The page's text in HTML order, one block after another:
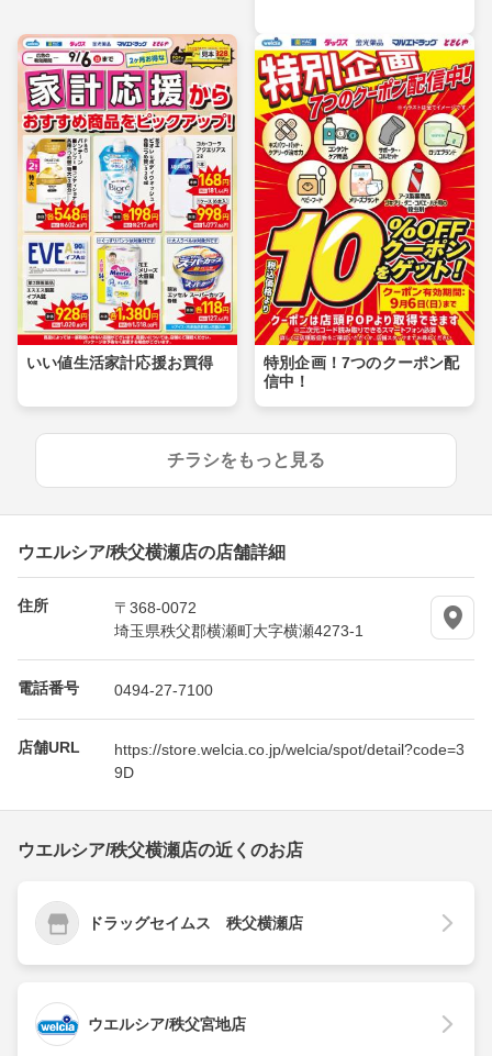
いい値生活家計応援お買得
特別企画！7つのクーポン配
信中！
チラシをもっと見る
ウエルシア/秩父横瀬店の店舗詳細
住所
〒368-0072
埼玉県秩父郡横瀬町大字横瀬4273-1
電話番号 0494-27-7100
店舗URL
https://store.welcia.co.jp/welcia/spot/detail?code=3
9D
ウエルシア/秩父横瀬店の近くのお店
ドラッグセイムス 秩父横瀬店
ウエルシア/秩父宮地店